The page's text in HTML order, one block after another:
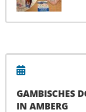
GAMBISCHES
IN AMBERG